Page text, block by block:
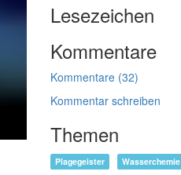
Lesezeichen
Kommentare
Kommentare (32)
Kommentar schreiben
Themen
Plagegeister Wasserchemie